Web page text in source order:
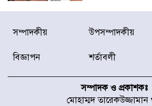
রাজধানীর উত্তরা
অফিসের সামনে
করেছে র‌্যাব-১
চূড়ান্ত পর্যায়ে : ইরান
সম্পাদকীয় উপসম্পাদকীয়
বিজ্ঞাপন শর্তাবলী
সম্পাদক ও প্রকাশকঃ
মোহাম্মদ তারেকউজ্জামান